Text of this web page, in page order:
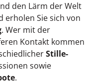
den Lärm der Welt
erholen Sie sich von
. Wer mit der
Kontakt kommen
Stille-
sowie
.